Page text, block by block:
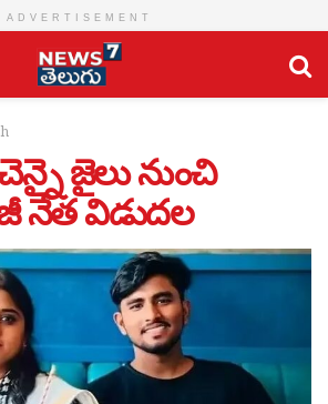
ADVERTISEMENT
జైలు నుంచి
నేత విడుదల